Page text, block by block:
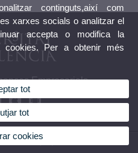
Empresarials
s/n. Telèfon: (+34) 96 382 83 69
continguts,així com
xarxes socials o analitzar el
accepta o modifica la
cookies. Per a obtenir més
tot
tot
cookies